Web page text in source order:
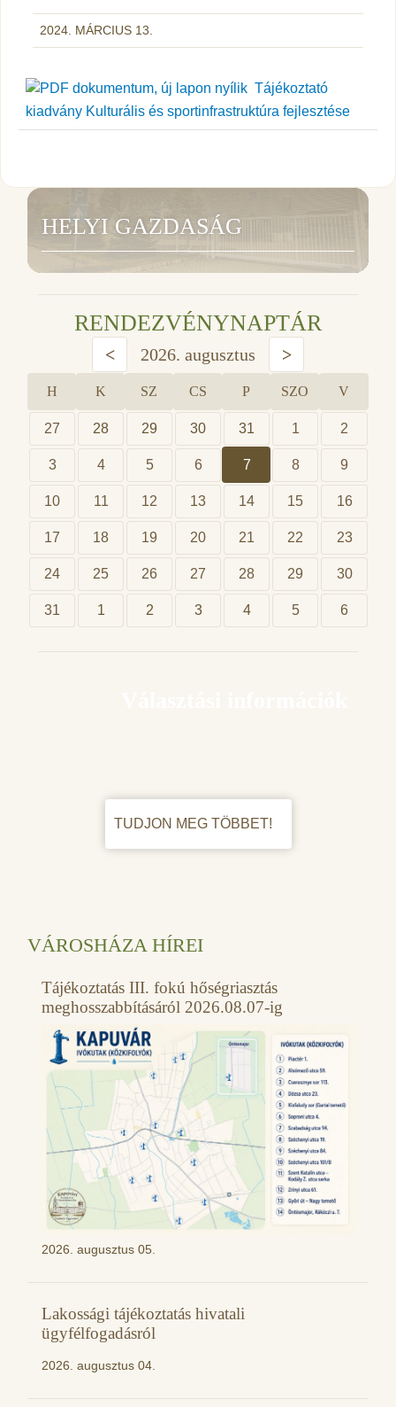
2024. MÁRCIUS 13.
Tájékoztató
kiadvány Kulturális és sportinfrastruktúra fejlesztése
HELYI GAZDASÁG
RENDEZVÉNYNAPTÁR
< 2026. augusztus >
H K SZ CS P SZO V
27 28 29 30 31 1 2
3 4 5 6 7 8 9
10 11 12 13 14 15 16
17 18 19 20 21 22 23
24 25 26 27 28 29 30
31 1 2 3 4 5 6
TUDJON MEG TÖBBET!
VÁROSHÁZA HÍREI
Tájékoztatás III. fokú hőségriasztás
meghosszabbításáról 2026.08.07-ig
2026. augusztus 05.
Lakossági tájékoztatás hivatali
ügyfélfogadásról
2026. augusztus 04.